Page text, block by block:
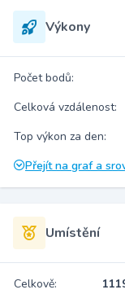
Výkony
Počet bodů:
Celková vzdálenost:
Top výkon za den:
Přejít na graf a
Umístění
Celkově: